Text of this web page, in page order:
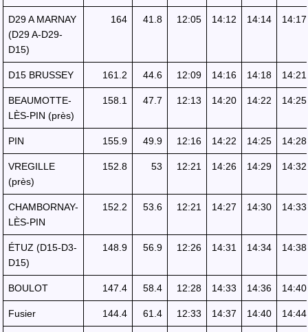
D29 A MARNAY
(D29 A-D29-
D15)
164 41.8 12:05 14:12 14:14 14:17
D15 BRUSSEY 161.2 44.6 12:09 14:16 14:18 14:21
BEAUMOTTE-
LÈS-PIN (près)
158.1 47.7 12:13 14:20 14:22 14:25
PIN 155.9 49.9 12:16 14:22 14:25 14:28
VREGILLE
(près)
152.8 53 12:21 14:26 14:29 14:32
CHAMBORNAY-
LÈS-PIN
152.2 53.6 12:21 14:27 14:30 14:33
ÉTUZ (D15-D3-
D15)
148.9 56.9 12:26 14:31 14:34 14:38
BOULOT 147.4 58.4 12:28 14:33 14:36 14:40
Fusier 144.4 61.4 12:33 14:37 14:40 14:44